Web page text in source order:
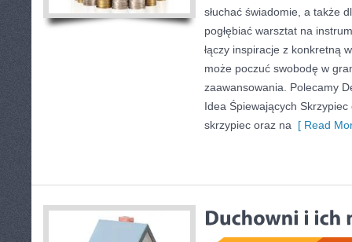
słuchać świadomie, a także
pogłębiać warsztat na
łączy inspiracje z konkretną
może poczuć swobodę w
zaawansowania. Polecamy
Idea Śpiewających
skrzypiec oraz na [ Read